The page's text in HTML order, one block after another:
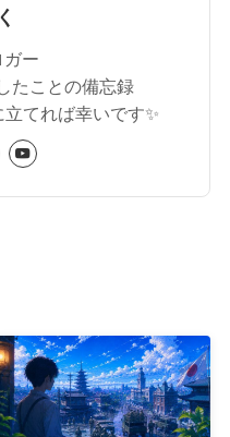
ー
たことの備忘録
てれば幸いです✨